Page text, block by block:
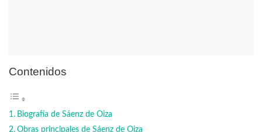
Contenidos
Biografía de Sáenz de Oiza
Obras principales de Sáenz de Oiza